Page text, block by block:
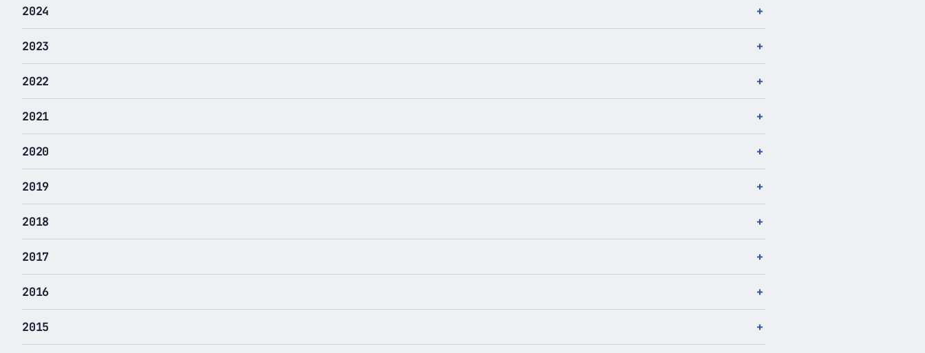
2024
2023
2022
2021
2020
2019
2018
2017
2016
2015